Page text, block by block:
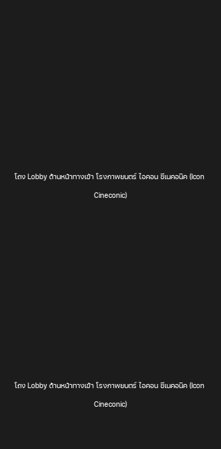
โถง Lobby ด้านหน้าทางเข้า โรงภาพยนตร์ ไอคอน ซีเนคอนิค (Icon
Cineconic)
โถง Lobby ด้านหน้าทางเข้า โรงภาพยนตร์ ไอคอน ซีเนคอนิค (Icon
Cineconic)